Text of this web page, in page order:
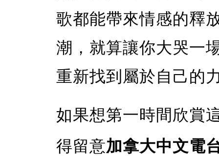
歌都能帶來情感的釋
潮，就算讓你大哭一
重新找到屬於自己的
如果想第一時間欣賞
得留意加拿大中文電